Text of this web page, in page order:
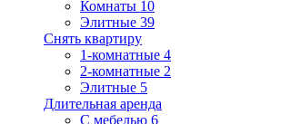
Комнаты 10
Элитные 39
Снять квартиру
1-комнатные 4
2-комнатные 2
Элитные 5
Длительная аренда
С мебелью 6